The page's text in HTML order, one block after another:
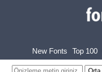
New Fonts Top 100